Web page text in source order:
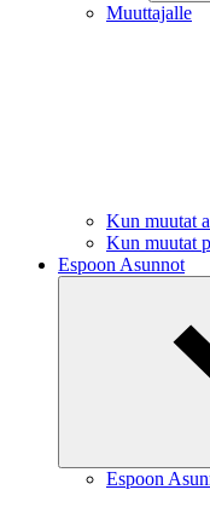
Muuttajalle
Kun muutat
Kun muutat
Espoon Asunnot
Espoon